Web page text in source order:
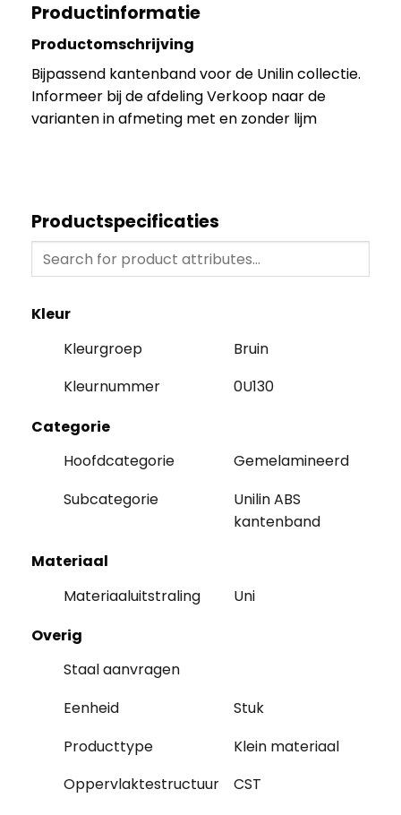
Productinformatie
Productomschrijving
Bijpassend kantenband voor de Unilin collectie.
Informeer bij de afdeling Verkoop naar de
varianten in afmeting met en zonder lijm
Productspecificaties
Kleur
Kleurgroep
Bruin
Kleurnummer
0U130
Categorie
Hoofdcategorie
Gemelamineerd
Subcategorie
Unilin ABS
kantenband
Materiaal
Materiaaluitstraling
Uni
Overig
Staal aanvragen
Eenheid
Stuk
Producttype
Klein materiaal
Oppervlaktestructuur
CST